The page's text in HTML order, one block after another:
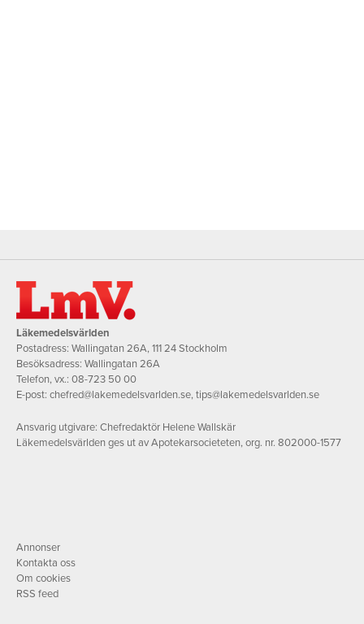
Läkemedelsvärlden
Postadress: Wallingatan 26A, 111 24 Stockholm
Besöksadress: Wallingatan 26A
Telefon, vx.: 08-723 50 00
E-post: chefred@lakemedelsvarlden.se,tips@lakemedelsvarlden.se
Ansvarig utgivare: Chefredaktör Helene Wallskär
Läkemedelsvärlden ges ut av Apotekarsocieteten, org. nr. 802000-1577
Annonser
Kontakta oss
Om cookies
RSS feed